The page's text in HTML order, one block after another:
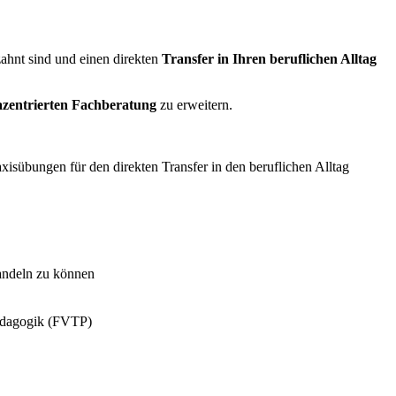
sind und einen direkten Transfer in Ihren beruflichen Alltag
Fachberatung zu erweitern.
für den direkten Transfer in den beruflichen Alltag
zu können
(FVTP)